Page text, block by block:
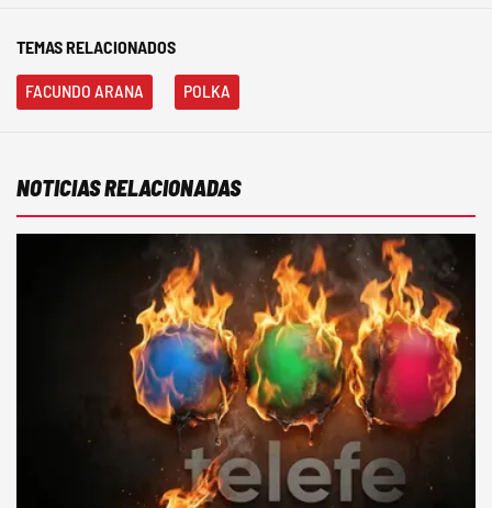
TEMAS RELACIONADOS
FACUNDO ARANA POLKA
NOTICIAS RELACIONADAS